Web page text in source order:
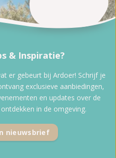
& Inspiratie?
er gebeurt bij Ardoer! Schrijf je
exclusieve aanbiedingen,
en updates over de
in de omgeving.
nieuwsbrief